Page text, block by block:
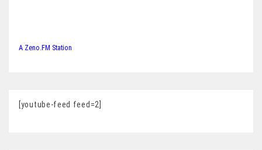
A Zeno.FM Station
[youtube-feed feed=2]